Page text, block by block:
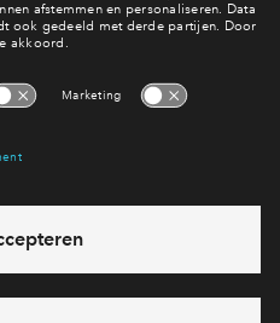
je dan snel aan
het belangrijkste nieuws en
aanmelden